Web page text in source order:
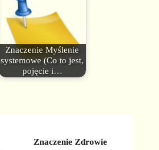
Znaczenie Myślenie
systemowe (Co to jest,
pojęcie i…
Znaczenie Zdrowie